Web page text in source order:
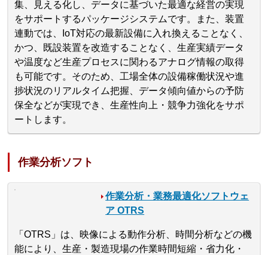
集、見える化し、データに基づいた最適な経営の実現
をサポートするパッケージシステムです。また、装置
連動では、IoT対応の最新設備に入れ換えることなく、
かつ、既設装置を改造することなく、生産実績データ
や温度など生産プロセスに関わるアナログ情報の取得
も可能です。そのため、工場全体の設備稼働状況や進
捗状況のリアルタイム把握、データ傾向値からの予防
保全などが実現でき、生産性向上・競争力強化をサポ
ートします。
作業分析ソフト
作業分析・業務最適化ソフトウェ
ア OTRS
「OTRS」は、映像による動作分析、時間分析などの機
能により、生産・製造現場の作業時間短縮・省力化・